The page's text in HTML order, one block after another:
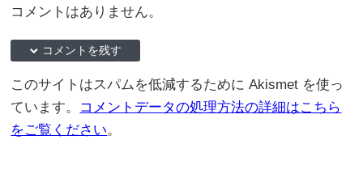
コメントはありません。
down コメントを残す
このサイトはスパムを低減するために Akismet を使っ
ています。 コメントデータの処理方法の詳細はこちら
をご覧ください。